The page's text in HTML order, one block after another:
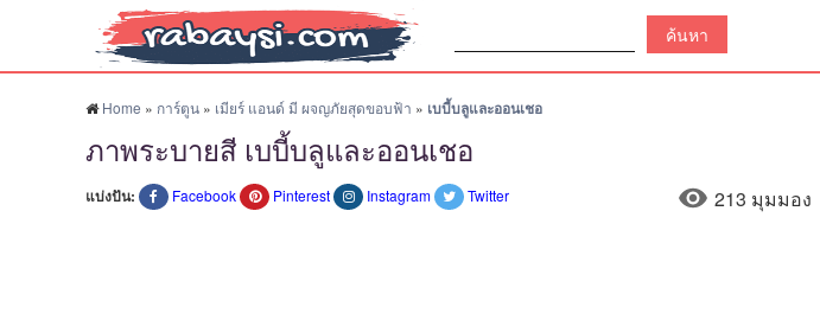
Home » การ์ตูน » เมียร์ แอนด์ มี ผจญภัยสุดขอบฟ้า » เบบี้บลูและออนเชอ
ภาพระบายสี เบบี้บลูและออนเชอ
แบ่งปัน: Facebook Pinterest Instagram Twitter 213 มุมมอง